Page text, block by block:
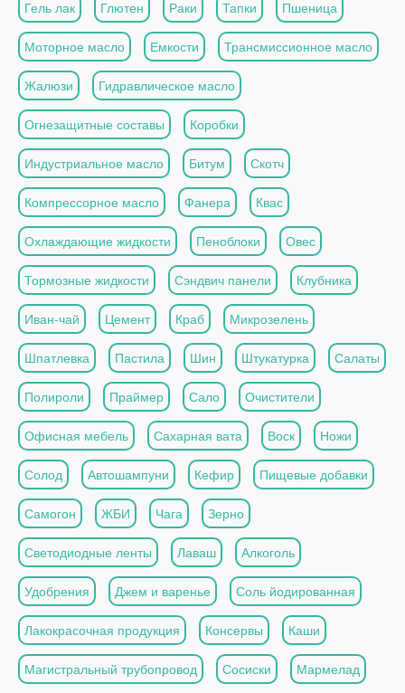
Гель лак Глютен Раки Тапки Пшеница
Моторное масло Емкости Трансмиссионное масло
Жалюзи Гидравлическое масло
Огнезащитные составы Коробки
Индустриальное масло Битум Скотч
Компрессорное масло Фанера Квас
Охлаждающие жидкости Пеноблоки Овес
Тормозные жидкости Сэндвич панели Клубника
Иван-чай Цемент Краб Микрозелень
Шпатлевка Пастила Шин Штукатурка Салаты
Полироли Праймер Сало Очистители
Офисная мебель Сахарная вата Воск Ножи
Солод Автошампуни Кефир Пищевые добавки
Самогон ЖБИ Чага Зерно
Светодиодные ленты Лаваш Алкоголь
Удобрения Джем и варенье Соль йодированная
Лакокрасочная продукция Консервы Каши
Магистральный трубопровод Сосиски Мармелад